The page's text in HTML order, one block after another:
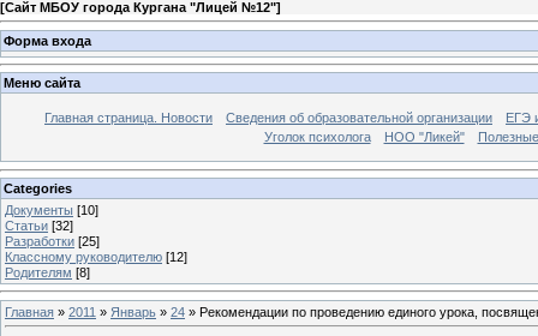
[Сайт МБОУ города Кургана "Лицей №12"]
Форма входа
Меню сайта
Главная страница. Новости Сведения об образовательной организации
ЕГЭ
Уголок психолога
НОО "Ликей"
Categories
Документы [10]
Статьи [32]
Разработки [25]
Классному руководителю [12]
Родителям [8]
Главная » 2011 » Январь » 24 » Рекомендации по проведению единого урока,